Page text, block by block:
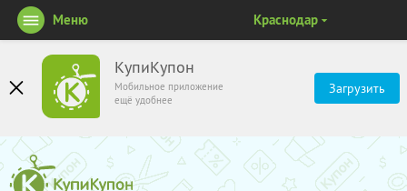
КупиКупон
Мобильное приложение
ещё удобнее
Загрузить
Меню Краснодар